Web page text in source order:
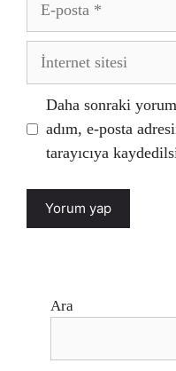
posta
İnternet
Daha sonraki
adım, e-posta
tarayıcıya
Ara